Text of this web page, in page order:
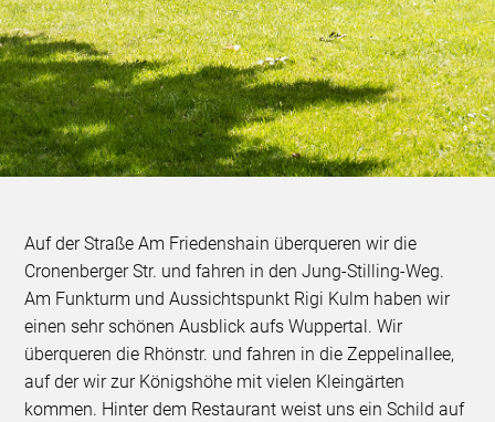
Auf der Straße Am Friedenshain überqueren wir die
Cronenberger Str. und fahren in den Jung-Stilling-Weg.
Am Funkturm und Aussichtspunkt Rigi Kulm haben wir
einen sehr schönen Ausblick aufs Wuppertal. Wir
überqueren die Rhönstr. und fahren in die Zeppelinallee,
auf der wir zur Königshöhe mit vielen Kleingärten
kommen. Hinter dem Restaurant weist uns ein Schild auf